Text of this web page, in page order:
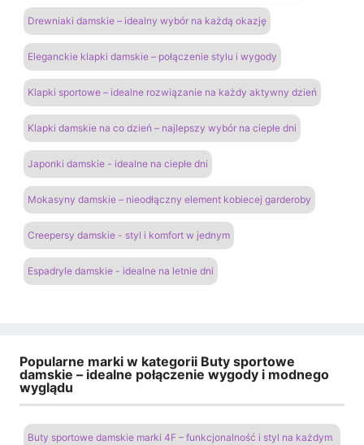
Drewniaki damskie – idealny wybór na każdą okazję
Eleganckie klapki damskie – połączenie stylu i wygody
Klapki sportowe – idealne rozwiązanie na każdy aktywny dzień
Klapki damskie na co dzień – najlepszy wybór na ciepłe dni
Japonki damskie - idealne na ciepłe dni
Mokasyny damskie – nieodłączny element kobiecej garderoby
Creepersy damskie - styl i komfort w jednym
Espadryle damskie - idealne na letnie dni
Popularne marki w kategorii Buty sportowe
damskie – idealne połączenie wygody i modnego
wyglądu
Buty sportowe damskie marki 4F – funkcjonalność i styl na każdym